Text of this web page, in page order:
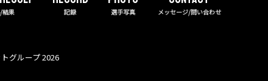
結果 記録 選手写真 メッセージ/問い合わせ
グループ 2026